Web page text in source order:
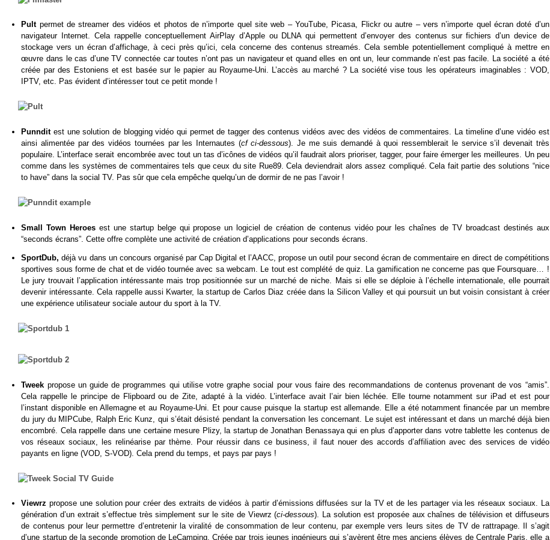
Pult permet de streamer des vidéos et photos de n’importe quel site web – YouTube, Picasa, Flickr ou autre – vers n’importe quel écran doté d’un
navigateur Internet. Cela rappelle conceptuellement AirPlay d’Apple ou DLNA qui permettent d’envoyer des contenus sur fichiers d’un device de
stockage vers un écran d’affichage, à ceci près qu’ici, cela concerne des contenus streamés. Cela semble potentiellement compliqué à mettre en
œuvre dans le cas d’une TV connectée car toutes n’ont pas un navigateur et quand elles en ont un, leur commande n’est pas facile. La société a été
créée par des Estoniens et est basée sur le papier au Royaume-Uni. L’accès au marché ? La société vise tous les opérateurs imaginables : VOD,
IPTV, etc. Pas évident d’intéresser tout ce petit monde !
Punnditest une solution de blogging vidéo qui permet de tagger des contenus vidéos avec des vidéos de commentaires. La timeline d’une vidéo est
ainsi alimentée par des vidéos tournées par les Internautes (cf ci-dessous). Je me suis demandé à quoi ressemblerait le service s’il devenait très
populaire. L’interface serait encombrée avec tout un tas d’icônes de vidéos qu’il faudrait alors prioriser, tagger, pour faire émerger les meilleures. Un peu
comme dans les systèmes de commentaires tels que ceux du site Rue89. Cela deviendrait alors assez compliqué. Cela fait partie des solutions “nice
to have” dans la social TV. Pas sûr que cela empêche quelqu’un de dormir de ne pas l’avoir !
Small Town Heroesest une startup belge qui propose un logiciel de création de contenus vidéo pour les chaînes de TV broadcast destinés aux
“seconds écrans”. Cette offre complète une activité de création d’applications pour seconds écrans.
SportDub,déjà vu dans un concours organisé par Cap Digital et l’AACC, propose un outil pour second écran de commentaire en direct de compétitions
sportives sous forme de chat et de vidéo tournée avec sa webcam. Le tout est complété de quiz. La gamification ne concerne pas que Foursquare… !
Le jury trouvait l’application intéressante mais trop positionnée sur un marché de niche. Mais si elle se déploie à l’échelle internationale, elle pourrait
devenir intéressante. Cela rappelle aussi Kwarter, la startup de Carlos Diaz créée dans la Silicon Valley et qui poursuit un but voisin consistant à créer
une expérience utilisateur sociale autour du sport à la TV.
Tweek propose un guide de programmes qui utilise votre graphe social pour vous faire des recommandations de contenus provenant de vos “amis”.
Cela rappelle le principe de Flipboard ou de Zite, adapté à la vidéo. L’interface avait l’air bien léchée. Elle tourne notamment sur iPad et est pour
l’instant disponible en Allemagne et au Royaume-Uni. Et pour cause puisque la startup est allemande. Elle a été notamment financée par un membre
du jury du MIPCube, Ralph Eric Kunz, qui s’était désisté pendant la conversation les concernant. Le sujet est intéressant et dans un marché déjà bien
encombré. Cela rappelle dans une certaine mesure Plizy, la startup de Jonathan Benassaya qui en plus d’apporter dans votre tablette les contenus de
vos réseaux sociaux, les relinéarise par thème. Pour réussir dans ce business, il faut nouer des accords d’affiliation avec des services de vidéo
payants en ligne (VOD, S-VOD). Cela prend du temps, et pays par pays !
Viewrz propose une solution pour créer des extraits de vidéos à partir d’émissions diffusées sur la TV et de les partager via les réseaux sociaux. La
génération d’un extrait s’effectue très simplement sur le site de Viewrz (ci-dessous). La solution est proposée aux chaînes de télévision et diffuseurs
de contenus pour leur permettre d’entretenir la viralité de consommation de leur contenu, par exemple vers leurs sites de TV de rattrapage. Il s’agit
d’une startup de la seconde promotion de LeCamping. Créée par trois jeunes ingénieurs qui s’avèrent être mes anciens élèves de Centrale Paris, elle a